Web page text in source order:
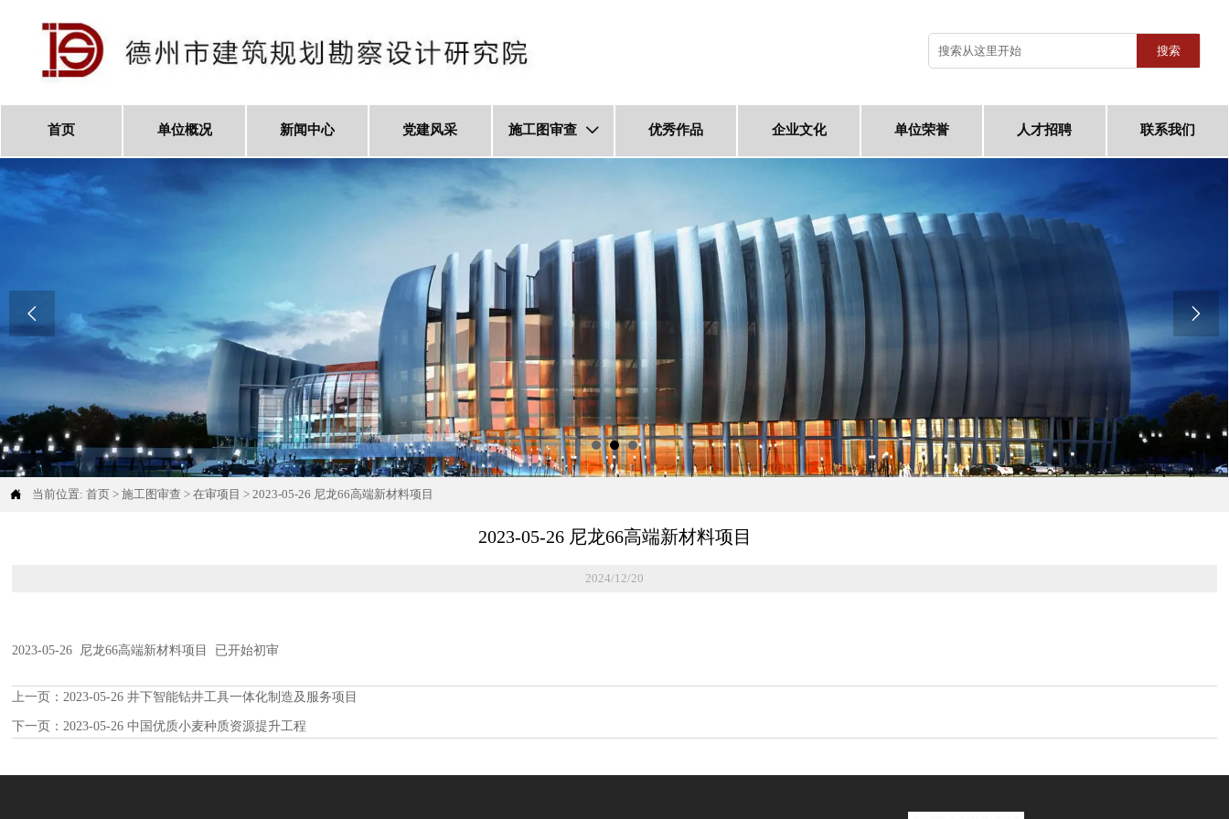
搜索
首页 单位概况 新闻中心 党建风采 施工图审查  优秀作品 企业文化 单位荣誉 人才招聘 联系我们
 
 当前位置: 首页 > 施工图审查 > 在审项目 > 2023-05-26 尼龙66高端新材料项目
2023-05-26 尼龙66高端新材料项目
2024/12/20
2023-05-26 尼龙66高端新材料项目 已开始初审
上一页：2023-05-26 井下智能钻井工具一体化制造及服务项目
下一页： 2023-05-26 中国优质小麦种质资源提升工程